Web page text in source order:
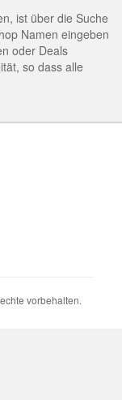
ist über die Suche
Namen eingeben
oder Deals
so dass alle
vorbehalten.